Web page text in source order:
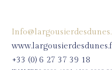
+33 (0) 6 27 37 39 18